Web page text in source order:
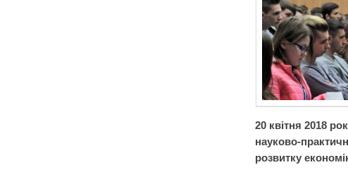
20 квітня 2018
науково-
розвитку